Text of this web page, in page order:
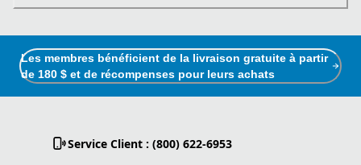
Les membres bénéficient de la livraison gratuite à partir
de 180 $ et de récompenses pour leurs achats
Service Client : (800) 622-6953